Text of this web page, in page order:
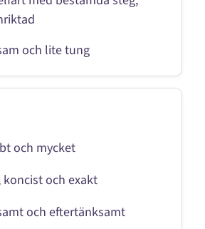
och lite tung
och mycket
koncist och exakt
och eftertänksamt